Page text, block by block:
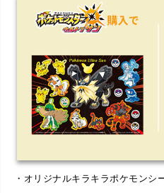
・オリジナルキラキラポケモンシ